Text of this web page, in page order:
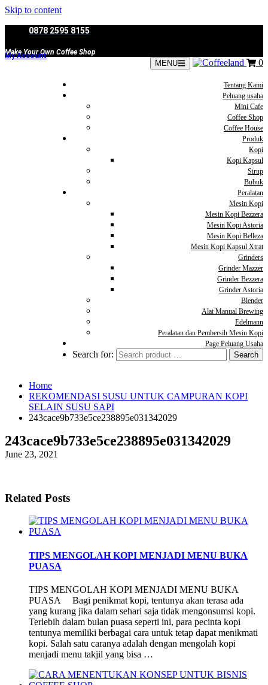
Skip to content
0878 2595 8155
Make Your Own Coffee Shop
My Account
MENU 0
Tentang Kami
Peluang usaha
Mini Cafe
Coffee Shop
Coffee House
Produk
Kopi
Kopi Kapsul
Sirup
Bubuk
Peralatan
Mesin Kopi
Mesin Kopi Bezzera
Mesin Kopi Astoria
Mesin Kopi Belleza
Mesin Kopi Kapsul Xtrat
Grinders
Grinder Mazzer
Grinder Bezzera
Grinder Astoria
Blender
Alat Manual Brewing
Edelmann
Peralatan dan Pembersih Mesin Kopi
Page Peluang Usaha
Search for:
Home
REKOMENDASI SUSU UNTUK CAMPURAN KOPI
SELAIN SUSU SAPI
243cace9b733e5ce238895e031342029
243cace9b733e5ce238895e031342029
June 23, 2021
Related Posts
TIPS MENGOLAH KOPI MENJADI MENU BUKA
PUASA
TIPS MENGOLAH KOPI MENJADI MENU BUKA
PUASA Bagi penikmat kopi, tentunya akan terasa ada
yang kurang jika dalam sehari saja tidak mengonsumsi kopi.
Terlebih dalam bulan puasa seperti ini, para pecinta kopi
tentunya memiliki berbagai cara untuk tetap dapat menikmati
kopi. Salah satu caranya adalah dengan mengolah kopi
menjadi menu takjil yang bisa …